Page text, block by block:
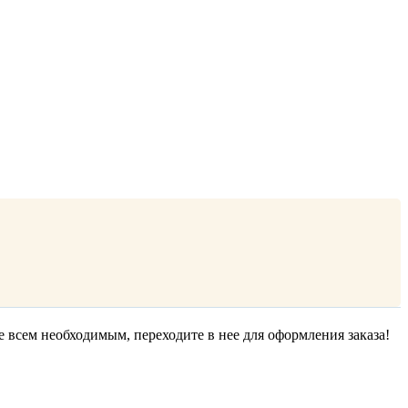
необходимым, переходите в нее для оформления заказа!